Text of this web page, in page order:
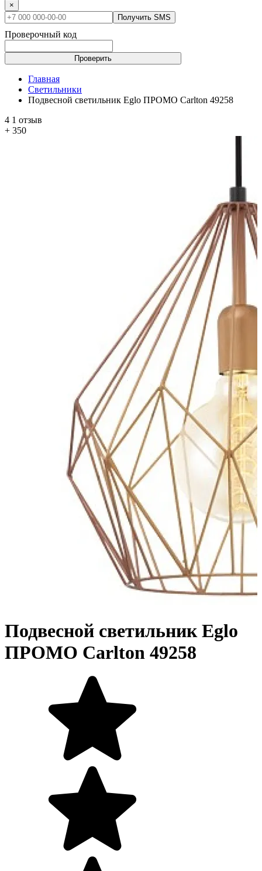
×
Получить SMS
Проверочный код
Проверить
Главная
Светильники
Подвесной светильник Eglo ПРОМО Carlton 49258
4 1 отзыв
+ 350
Подвесной светильник Eglo
ПРОМО Carlton 49258